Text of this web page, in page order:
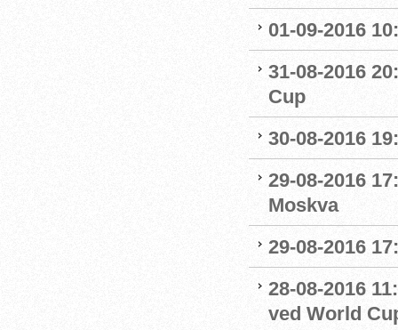
01-09-2016
31-08-2016
Cup
30-08-2016
29-08-2016
Moskva
29-08-2016
28-08-2016
ved World